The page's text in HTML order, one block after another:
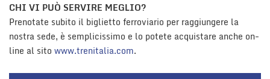
CHI VI PUÒ SERVIRE MEGLIO?
Prenotate subito il biglietto ferroviario per raggiungere la
nostra sede, è semplicissimo e lo potete acquistare anche on-
line al sito www.trenitalia.com.